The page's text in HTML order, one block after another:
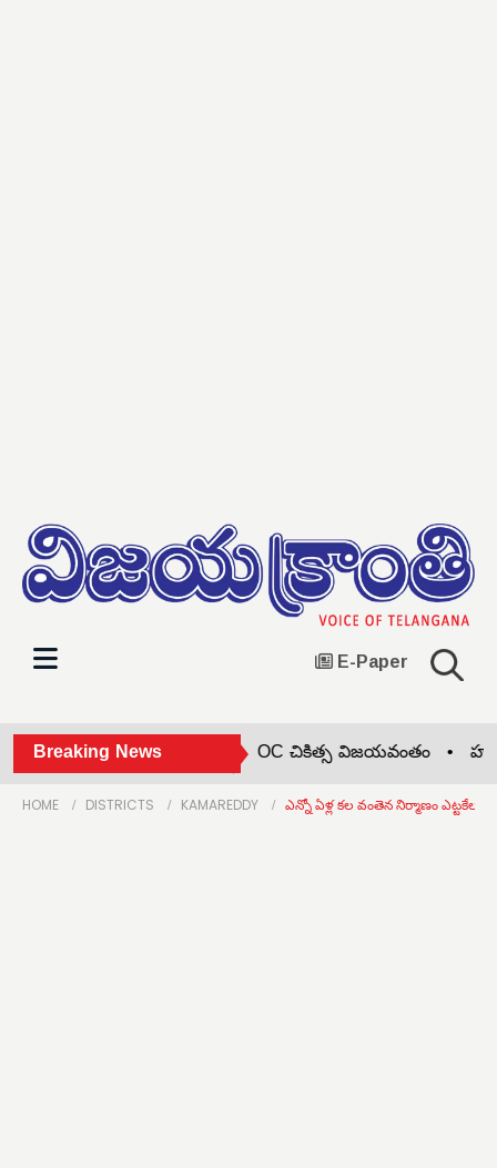
E-Paper
Breaking News
సింధు హాస్పిటల్స్‌లో తొలి HITHOC చికిత్స విజయవంతం •హర్
HOME DISTRICTS KAMAREDDY ఎన్నో ఏళ్ల కల వంతెన నిర్మాణం ఎట్టకేలకు